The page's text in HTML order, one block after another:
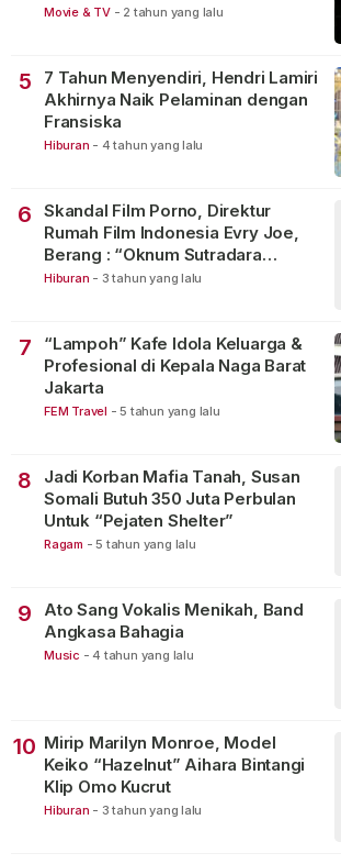
Movie & TV - 2 tahun yang lalu
5
7 Tahun Menyendiri, Hendri Lamiri
Akhirnya Naik Pelaminan dengan
Fransiska
Hiburan - 4 tahun yang lalu
6
Skandal Film Porno, Direktur
Rumah Film Indonesia Evry Joe,
Berang : “Oknum Sutradara
Merusak Perfilman Indonesia”!
Hiburan - 3 tahun yang lalu
7
“Lampoh” Kafe Idola Keluarga &
Profesional di Kepala Naga Barat
Jakarta
FEM Travel - 5 tahun yang lalu
8
Jadi Korban Mafia Tanah, Susan
Somali Butuh 350 Juta Perbulan
Untuk “Pejaten Shelter”
Ragam - 5 tahun yang lalu
9
Ato Sang Vokalis Menikah, Band
Angkasa Bahagia
Music - 4 tahun yang lalu
10 Mirip Marilyn Monroe, Model
Keiko “Hazelnut” Aihara Bintangi
Klip Omo Kucrut
Hiburan - 3 tahun yang lalu